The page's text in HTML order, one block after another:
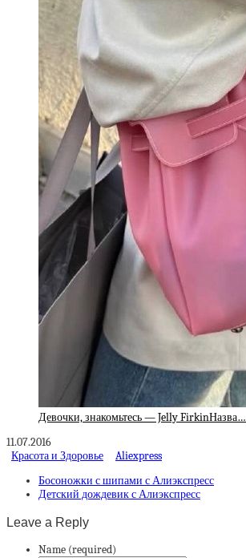
Девочки, знакомьтесь — Jelly FirkinНазва…
11.07.2016
Красота и Здоровье
Aliexpress
Босоножки с шипами с Алиэкспресс
Детский дождевик с Алиэкспресс
Leave a Reply
Name (required)